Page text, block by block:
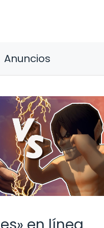
Anuncios